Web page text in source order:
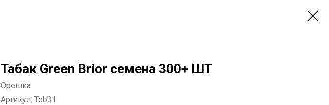
Табак Green Brior семена 300+ ШТ
Орешка
Артикул: Tob31